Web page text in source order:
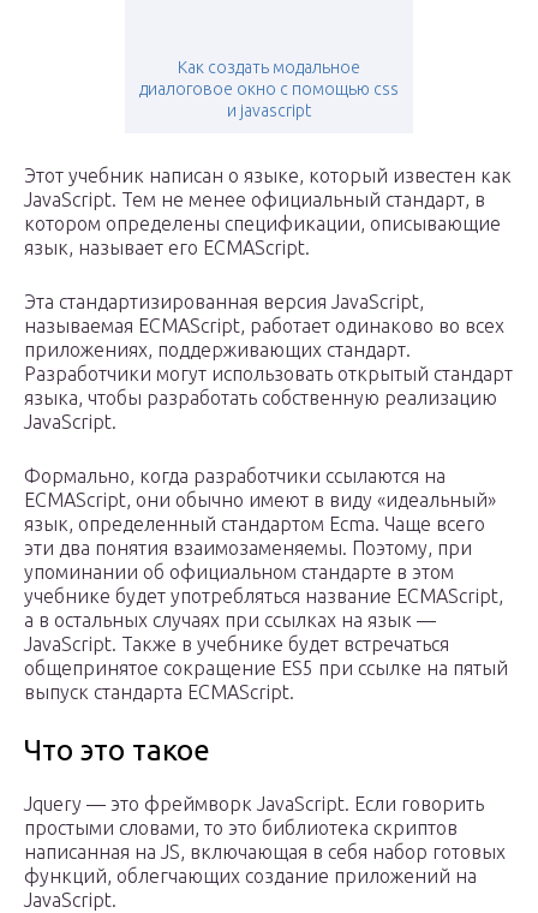
Как создать модальное
диалоговое окно с помощью css
и javascript
Этот учебник написан о языке, который известен как
JavaScript. Тем не менее официальный стандарт, в
котором определены спецификации, описывающие
язык, называет его ECMAScript.
Эта стандартизированная версия JavaScript,
называемая ECMAScript, работает одинаково во всех
приложениях, поддерживающих стандарт.
Разработчики могут использовать открытый стандарт
языка, чтобы разработать собственную реализацию
JavaScript.
Формально, когда разработчики ссылаются на
ECMAScript, они обычно имеют в виду «идеальный»
язык, определенный стандартом Ecma. Чаще всего
эти два понятия взаимозаменяемы. Поэтому, при
упоминании об официальном стандарте в этом
учебнике будет употребляться название ECMAScript,
а в остальных случаях при ссылках на язык —
JavaScript. Также в учебнике будет встречаться
общепринятое сокращение ES5 при ссылке на пятый
выпуск стандарта ECMAScript.
Что это такое
Jquery — это фреймворк JavaScript. Если говорить
простыми словами, то это библиотека скриптов
написанная на JS, включающая в себя набор готовых
функций, облегчающих создание приложений на
JavaScript.